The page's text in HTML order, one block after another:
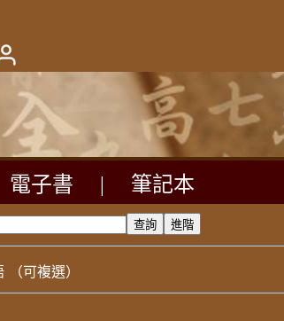
電子書 筆記本
（可複選）